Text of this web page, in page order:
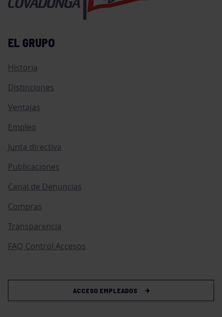
EL GRUPO
Historia
Distinciones
Ventajas
Empleo
Junta directiva
Publicaciones
Canal de Denuncias
Compras
Transparencia
FAQ Control Accesos
ACCESO EMPLEADOS